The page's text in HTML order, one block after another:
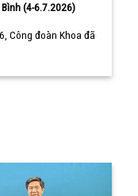
(4-6.7.2026)
Công đoàn Khoa đã